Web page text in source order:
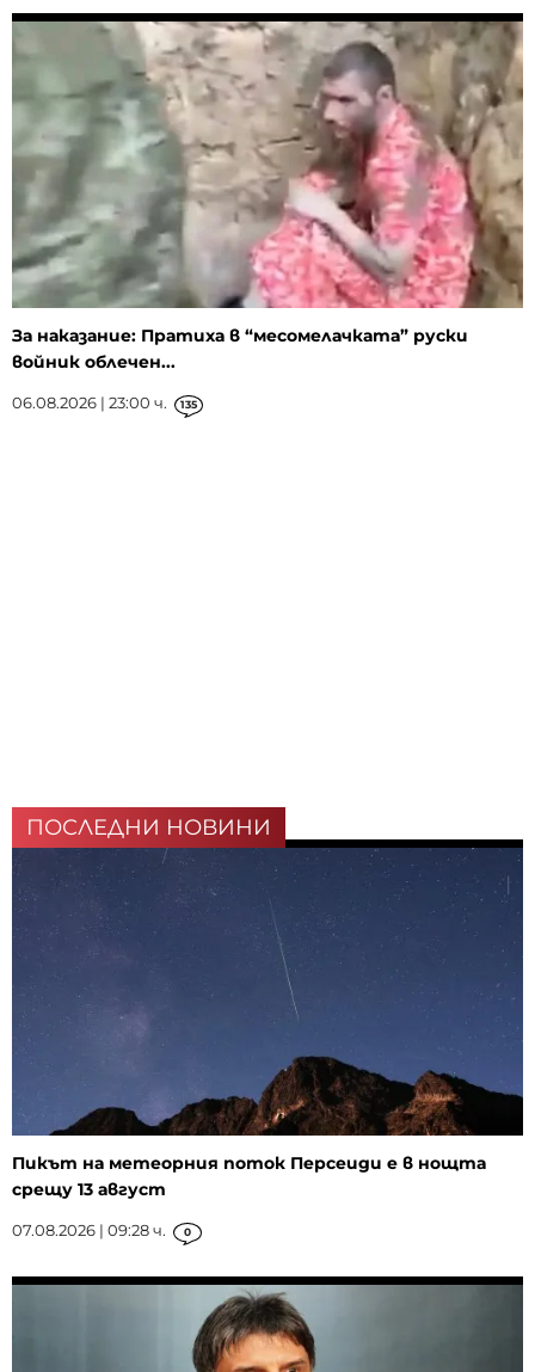
За наказание: Пратиха в “месомелачката” руски
войник облечен...
06.08.2026 | 23:00 ч. 135
ПОСЛЕДНИ НОВИНИ
Пикът на метеорния поток Персеиди е в нощта
срещу 13 август
07.08.2026 | 09:28 ч. 0